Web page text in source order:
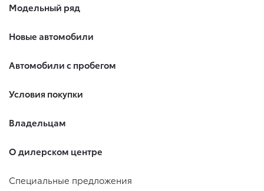
Модельный ряд
Новые автомобили
Автомобили с пробегом
Условия покупки
Владельцам
О дилерском центре
Специальные предложения